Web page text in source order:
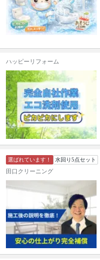
ハッピーリフォーム
選ばれています！ 水回り5点セット
田口クリーニング